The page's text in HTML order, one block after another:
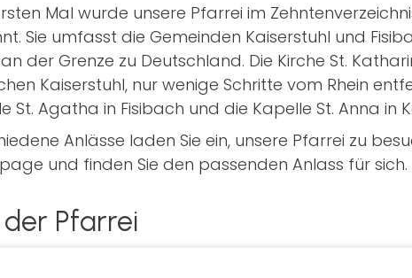
Mal wurde unsere Pfarrei im
Sie umfasst die Gemeinden Kaiserstuhl und
der Grenze zu Deutschland. Die Kirche St.
Kaiserstuhl, nur wenige Schritte vom Rhein
St. Agatha in Fisibach und die Kapelle St. Anna in
Anlässe laden Sie ein, unsere Pfarrei zu
und finden Sie den passenden Anlass für sich.
der Pfarrei